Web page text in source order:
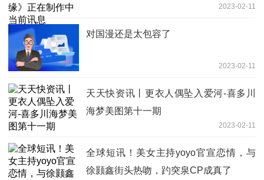
2023-02-11
对国漫还是太包容了
2023-02-11
天天快资讯丨更衣人偶坠入爱河-喜多川
海梦美图第十一期
2023-02-11
全球短讯！美女主持yoyo官宣恋情，与
徐颢鑫街头热吻，趵突泉CP成真了